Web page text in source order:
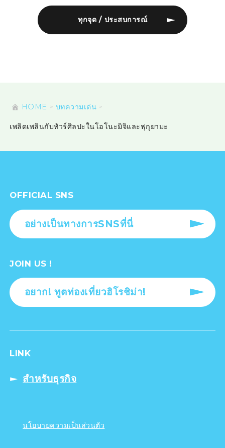
ทุกจุด / ประสบการณ์
HOME บทความเด่น
เพลิดเพลินกับทัวร์ศิลปะในโอโนะมิจิและฟุกุยามะ
OFFICIAL SNS
อย่างเป็นทางการSNSที่นี่
JOIN US !
อยาก! ทูตท่องเที่ยวฮิโรชิม่า!
LINK
สำหรับธุรกิจ
นโยบายความเป็นส่วนตัว